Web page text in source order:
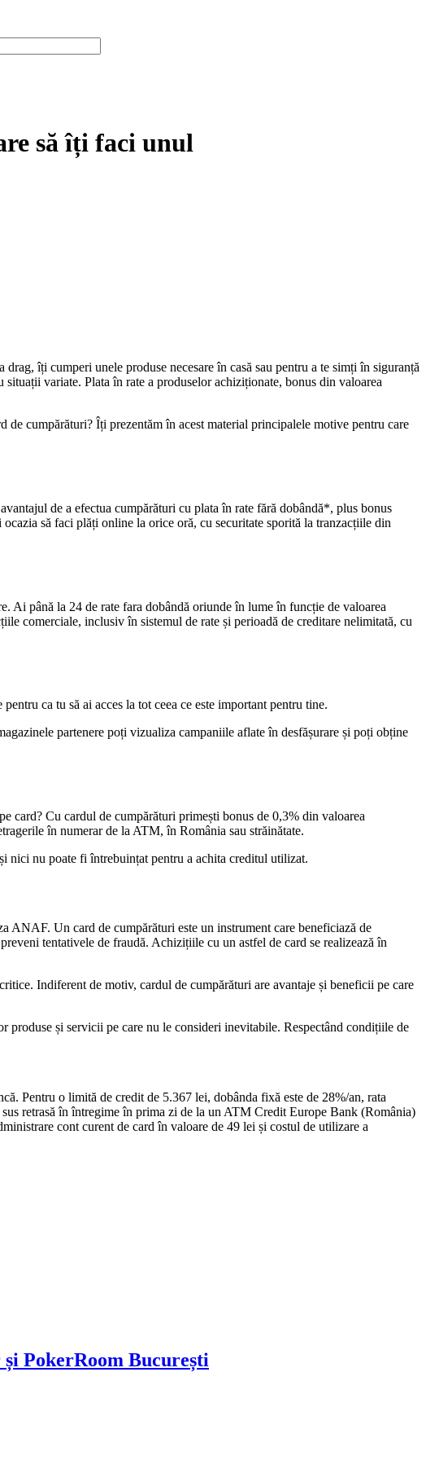
să îți faci unul
îți cumperi unele produse necesare în casă sau pentru a te simți în siguranță
variate. Plata în rate a produselor achiziționate, bonus din valoarea
cumpărături? Îți prezentăm în acest material principalele motive pentru care
de a efectua cumpărături cu plata în rate fără dobândă*, plus bonus
să faci plăți online la orice oră, cu securitate sporită la tranzacțiile din
Ai până la 24 de rate fara dobândă oriunde în lume în funcție de valoarea
comerciale, inclusiv în sistemul de rate și perioadă de creditare nelimitată, cu
ca tu să ai acces la tot ceea ce este important pentru tine.
partenere poți vizualiza campaniile aflate în desfășurare și poți obține
card? Cu cardul de cumpărături primești bonus de 0,3% din valoarea
în numerar de la ATM, în România sau străinătate.
nici nu poate fi întrebuințat pentru a achita creditul utilizat.
ANAF. Un card de cumpărături este un instrument care beneficiază de
tentativele de fraudă. Achizițiile cu un astfel de card se realizează în
Indiferent de motiv, cardul de cumpărături are avantaje și beneficii pe care
și servicii pe care nu le consideri inevitabile. Respectând condițiile de
Pentru o limită de credit de 5.367 lei, dobânda fixă este de 28%/an, rata
retrasă în întregime în prima zi de la un ATM Credit Europe Bank (România)
cont curent de card în valoare de 49 lei și costul de utilizare a
PokerRoom București